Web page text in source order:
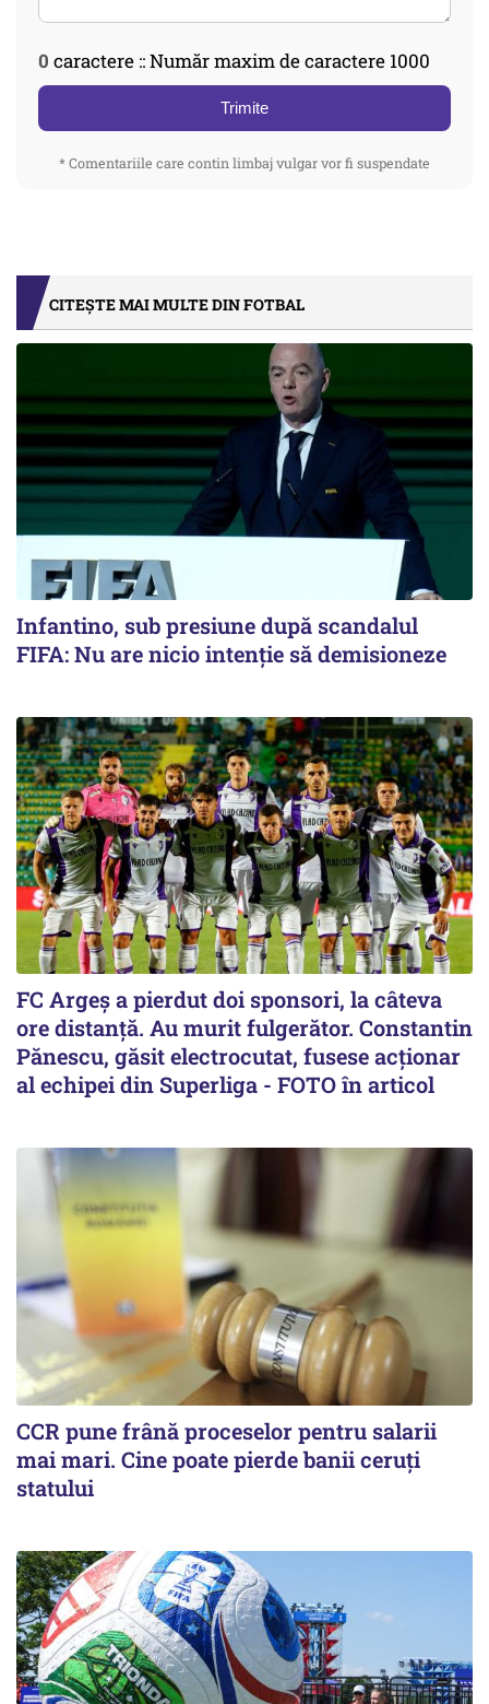
0 caractere :: Număr maxim de caractere 1000
Trimite
* Comentariile care contin limbaj vulgar vor fi suspendate
CITEȘTE MAI MULTE DIN FOTBAL
Infantino, sub presiune după scandalul
FIFA: Nu are nicio intenție să demisioneze
FC Argeș a pierdut doi sponsori, la câteva
ore distanță. Au murit fulgerător. Constantin
Pănescu, găsit electrocutat, fusese acționar
al echipei din Superliga - FOTO în articol
CCR pune frână proceselor pentru salarii
mai mari. Cine poate pierde banii ceruți
statului